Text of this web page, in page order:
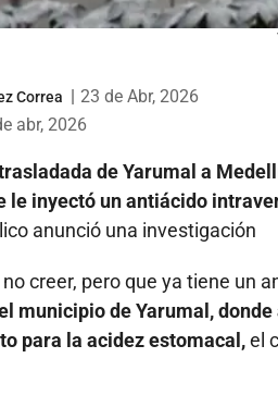
Correa | 23 de Abr, 2026
abr, 2026
de Yarumal a
le inyectó un antiácido
anunció una investigación
creer, pero que ya tiene un
municipio de Yarumal,
para la acidez estomacal,el